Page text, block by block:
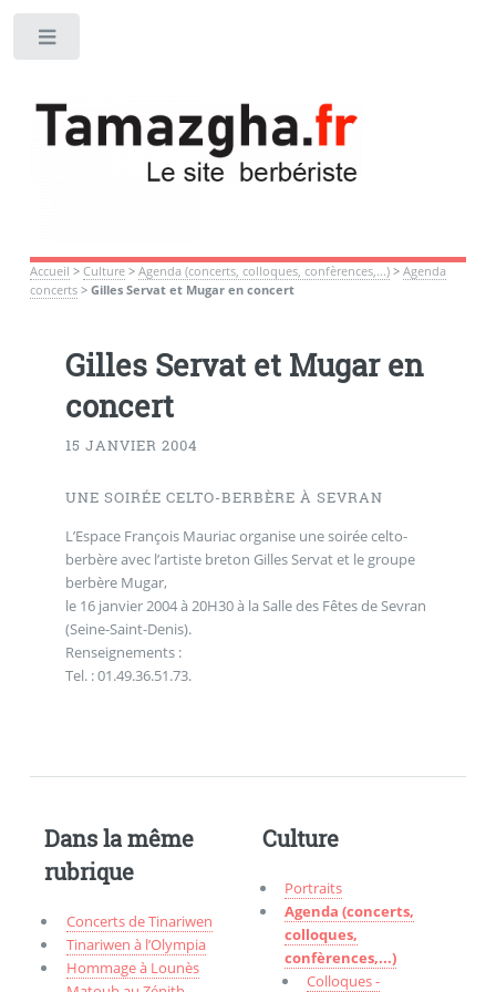
Accueil > Culture> Agenda (concerts, colloques, confèrences,...)> Agenda
concerts> Gilles Servat et Mugar en concert
Gilles Servat et Mugar en
concert
15 JANVIER 2004
UNE SOIRÉE CELTO-BERBÈRE À SEVRAN
L’Espace François Mauriac organise une soirée celto-
berbère avec l’artiste breton Gilles Servat et le groupe
berbère Mugar,
le 16 janvier 2004 à 20H30 à la Salle des Fêtes de Sevran
(Seine-Saint-Denis).
Renseignements :
Tel. : 01.49.36.51.73.
Dans la même
rubrique
Concerts de Tinariwen
Tinariwen à l’Olympia
Hommage à Lounès
Culture
Portraits
Agenda (concerts,
colloques,
confèrences,...)
Colloques -